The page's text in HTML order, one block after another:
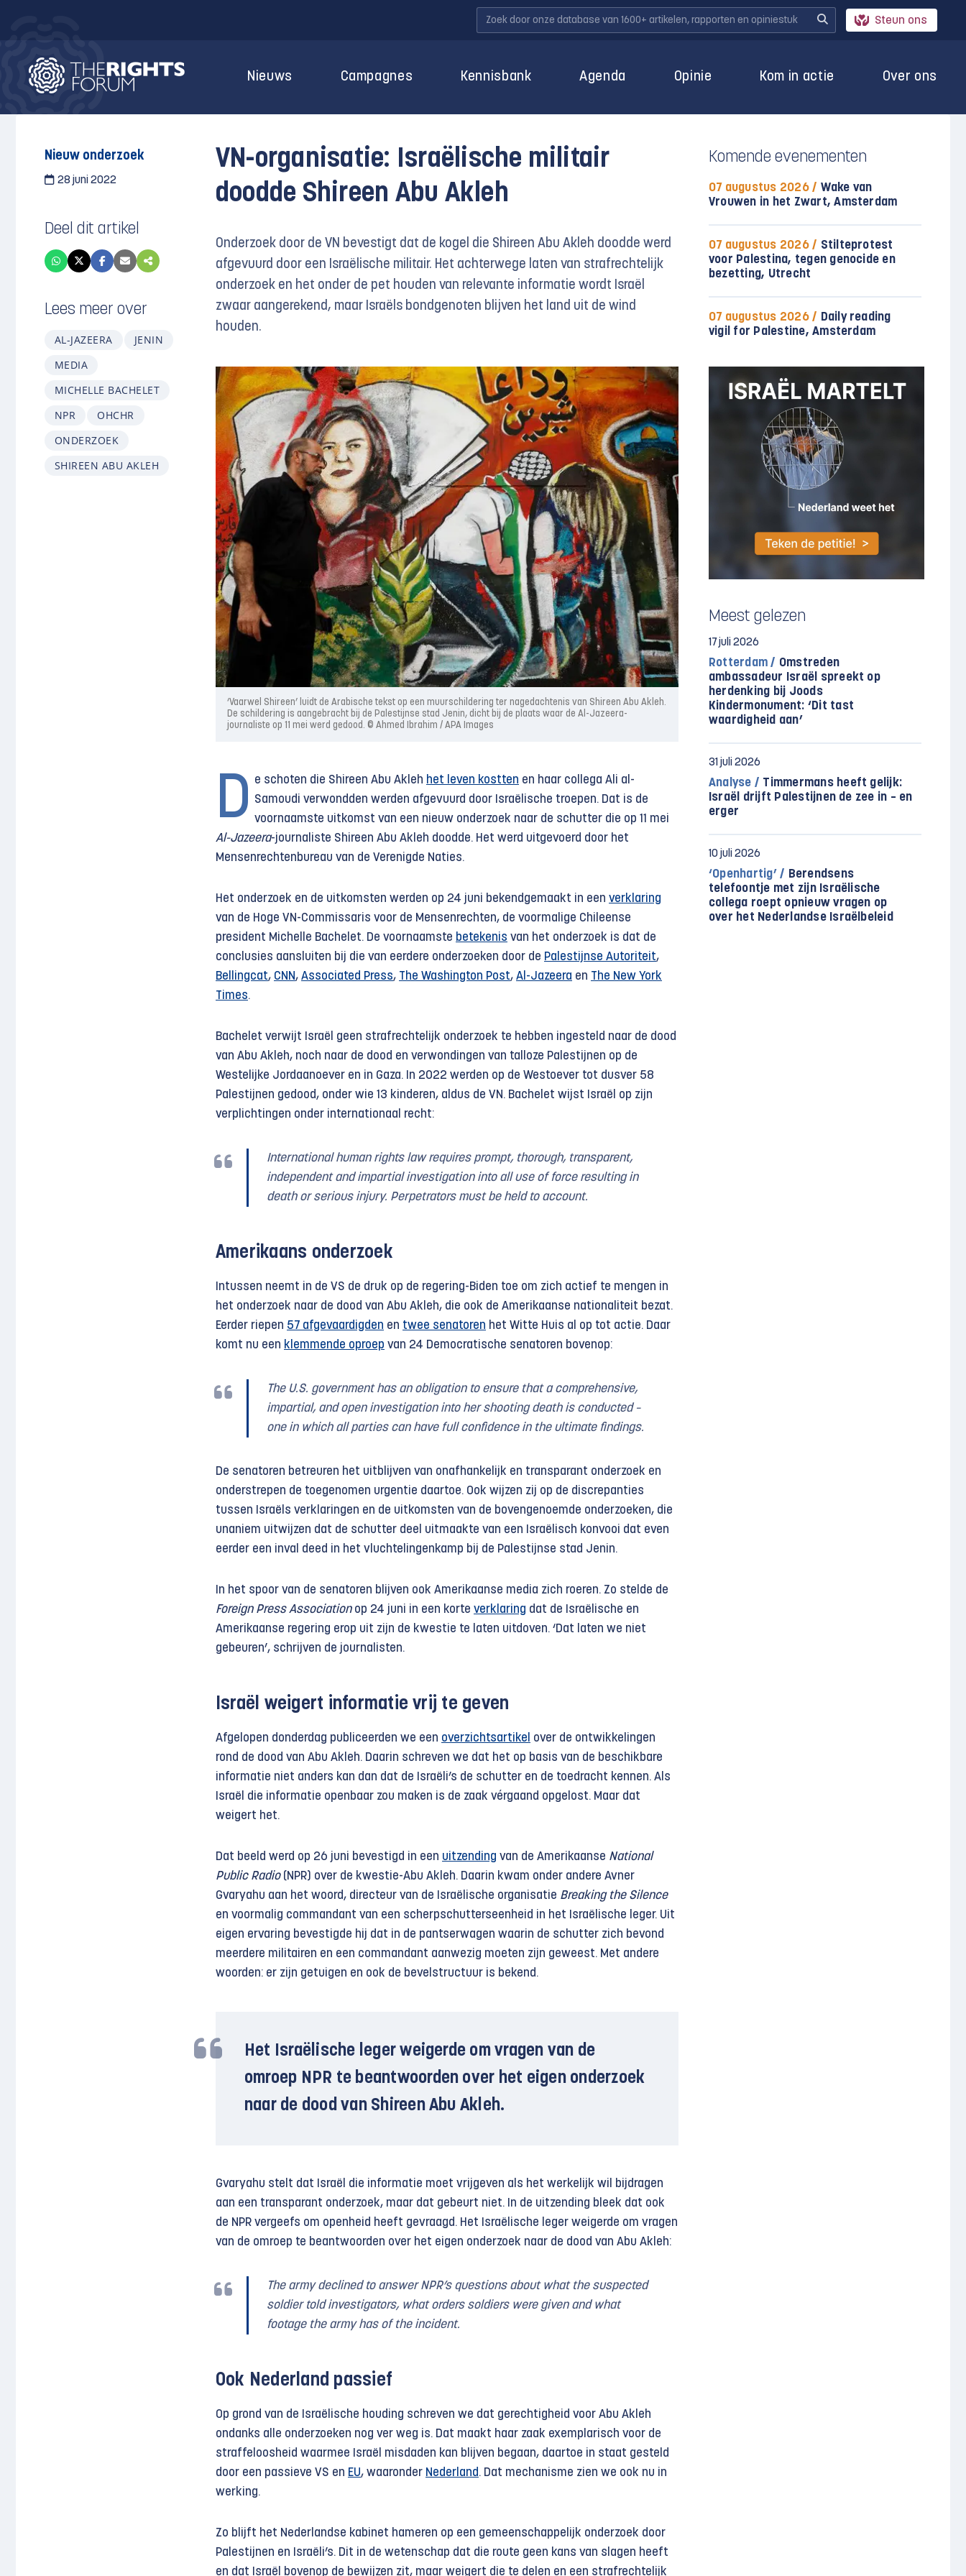
Steun ons
Nieuws Campagnes Kennisbank Agenda Opinie Kom in actie Over ons
Nieuw onderzoek
28 juni 2022
Deel dit artikel
Lees meer over
AL-JAZEERA
JENIN
MEDIA
MICHELLE BACHELET
NPR
OHCHR
ONDERZOEK
SHIREEN ABU AKLEH
VN-organisatie: Israëlische militair
doodde Shireen Abu Akleh
Onderzoek door de VN bevestigt dat de kogel die Shireen Abu Akleh doodde werd
afgevuurd door een Israëlische militair. Het achterwege laten van strafrechtelijk
onderzoek en het onder de pet houden van relevante informatie wordt Israël
zwaar aangerekend, maar Israëls bondgenoten blijven het land uit de wind
houden.
‘Vaarwel Shireen’ luidt de Arabische tekst op een muurschildering ter nagedachtenis van Shireen Abu Akleh.
De schildering is aangebracht bij de Palestijnse stad Jenin, dicht bij de plaats waar de Al-Jazeera-
journaliste op 11 mei werd gedood. © Ahmed Ibrahim / APA Images
D e schoten die Shireen Abu Akleh het leven kostten en haar collega Ali al-
Samoudi verwondden werden afgevuurd door Israëlische troepen. Dat is de
voornaamste uitkomst van een nieuw onderzoek naar de schutter die op 11 mei
Al-Jazeera-journaliste Shireen Abu Akleh doodde. Het werd uitgevoerd door het
Mensenrechtenbureau van de Verenigde Naties.
Het onderzoek en de uitkomsten werden op 24 juni bekendgemaakt in een verklaring
van de Hoge VN-Commissaris voor de Mensenrechten, de voormalige Chileense
president Michelle Bachelet. De voornaamste betekenis van het onderzoek is dat de
conclusies aansluiten bij die van eerdere onderzoeken door de Palestijnse Autoriteit,
Bellingcat, CNN, Associated Press, The Washington Post, Al-Jazeera en The New York
Times.
Bachelet verwijt Israël geen strafrechtelijk onderzoek te hebben ingesteld naar de dood
van Abu Akleh, noch naar de dood en verwondingen van talloze Palestijnen op de
Westelijke Jordaanoever en in Gaza. In 2022 werden op de Westoever tot dusver 58
Palestijnen gedood, onder wie 13 kinderen, aldus de VN. Bachelet wijst Israël op zijn
verplichtingen onder internationaal recht:
International human rights law requires prompt, thorough, transparent,
independent and impartial investigation into all use of force resulting in
death or serious injury. Perpetrators must be held to account.
Amerikaans onderzoek
Intussen neemt in de VS de druk op de regering-Biden toe om zich actief te mengen in
het onderzoek naar de dood van Abu Akleh, die ook de Amerikaanse nationaliteit bezat.
Eerder riepen 57 afgevaardigden en twee senatoren het Witte Huis al op tot actie. Daar
komt nu een klemmende oproep van 24 Democratische senatoren bovenop:
The U.S. government has an obligation to ensure that a comprehensive,
impartial, and open investigation into her shooting death is conducted –
one in which all parties can have full confidence in the ultimate findings.
De senatoren betreuren het uitblijven van onafhankelijk en transparant onderzoek en
onderstrepen de toegenomen urgentie daartoe. Ook wijzen zij op de discrepanties
tussen Israëls verklaringen en de uitkomsten van de bovengenoemde onderzoeken, die
unaniem uitwijzen dat de schutter deel uitmaakte van een Israëlisch konvooi dat even
eerder een inval deed in het vluchtelingenkamp bij de Palestijnse stad Jenin.
In het spoor van de senatoren blijven ook Amerikaanse media zich roeren. Zo stelde de
Foreign Press Associationop 24 juni in een korte verklaring dat de Israëlische en
Amerikaanse regering erop uit zijn de kwestie te laten uitdoven. ‘Dat laten we niet
gebeuren’, schrijven de journalisten.
Israël weigert informatie vrij te geven
Afgelopen donderdag publiceerden we een overzichtsartikel over de ontwikkelingen
rond de dood van Abu Akleh. Daarin schreven we dat het op basis van de beschikbare
informatie niet anders kan dan dat de Israëli’s de schutter en de toedracht kennen. Als
Israël die informatie openbaar zou maken is de zaak vérgaand opgelost. Maar dat
weigert het.
Dat beeld werd op 26 juni bevestigd in een uitzending van de Amerikaanse National
Public Radio (NPR) over de kwestie-Abu Akleh. Daarin kwam onder andere Avner
Gvaryahu aan het woord, directeur van de Israëlische organisatie Breaking the Silence
en voormalig commandant van een scherpschutterseenheid in het Israëlische leger. Uit
eigen ervaring bevestigde hij dat in de pantserwagen waarin de schutter zich bevond
meerdere militairen en een commandant aanwezig moeten zijn geweest. Met andere
woorden: er zijn getuigen en ook de bevelstructuur is bekend.
Het Israëlische leger weigerde om vragen van de
omroep NPR te beantwoorden over het eigen onderzoek
naar de dood van Shireen Abu Akleh.
Gvaryahu stelt dat Israël die informatie moet vrijgeven als het werkelijk wil bijdragen
aan een transparant onderzoek, maar dat gebeurt niet. In de uitzending bleek dat ook
de NPR vergeefs om openheid heeft gevraagd. Het Israëlische leger weigerde om vragen
van de omroep te beantwoorden over het eigen onderzoek naar de dood van Abu Akleh:
The army declined to answer NPR’s questions about what the suspected
soldier told investigators, what orders soldiers were given and what
footage the army has of the incident.
Ook Nederland passief
Op grond van de Israëlische houding schreven we dat gerechtigheid voor Abu Akleh
ondanks alle onderzoeken nog ver weg is. Dat maakt haar zaak exemplarisch voor de
straffeloosheid waarmee Israël misdaden kan blijven begaan, daartoe in staat gesteld
door een passieve VS en EU, waaronder Nederland. Dat mechanisme zien we ook nu in
werking.
Zo blijft het Nederlandse kabinet hameren op een gemeenschappelijk onderzoek door
Palestijnen en Israëli’s. Dit in de wetenschap dat die route geen kans van slagen heeft
en dat Israël bovenop de bewijzen zit, maar weigert die te delen en een strafrechtelijk
Komende evenementen
07 augustus 2026 / Wake van
Vrouwen in het Zwart, Amsterdam
07 augustus 2026 / Stilteprotest
voor Palestina, tegen genocide en
bezetting, Utrecht
07 augustus 2026 / Daily reading
vigil for Palestine, Amsterdam
Meest gelezen
17 juli 2026
Rotterdam / Omstreden
ambassadeur Israël spreekt op
herdenking bij Joods
Kindermonument: ‘Dit tast
waardigheid aan’
31 juli 2026
Analyse / Timmermans heeft gelijk:
Israël drijft Palestijnen de zee in – en
erger
10 juli 2026
‘Openhartig’ / Berendsens
telefoontje met zijn Israëlische
collega roept opnieuw vragen op
over het Nederlandse Israëlbeleid